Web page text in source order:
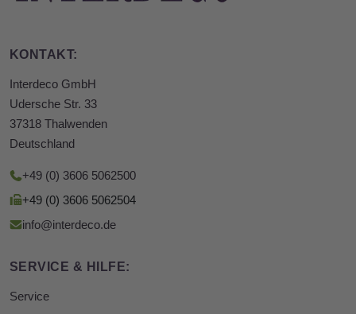
KONTAKT:
Interdeco GmbH
Udersche Str. 33
37318 Thalwenden
Deutschland
+49 (0) 3606 5062500
+49 (0) 3606 5062504
info@interdeco.de
SERVICE & HILFE:
Service